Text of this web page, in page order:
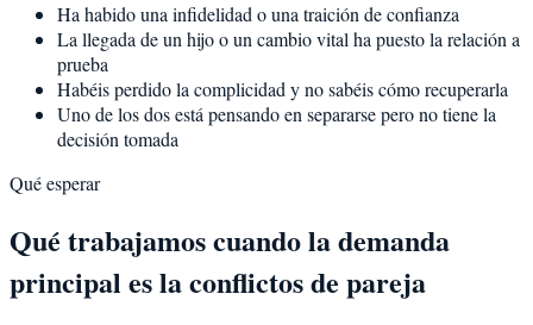
Ha habido una infidelidad o una traición de confianza
La llegada de un hijo o un cambio vital ha puesto la relación a
prueba
Habéis perdido la complicidad y no sabéis cómo recuperarla
Uno de los dos está pensando en separarse pero no tiene la
decisión tomada
Qué esperar
Qué trabajamos cuando la demanda
principal es la conflictos de pareja